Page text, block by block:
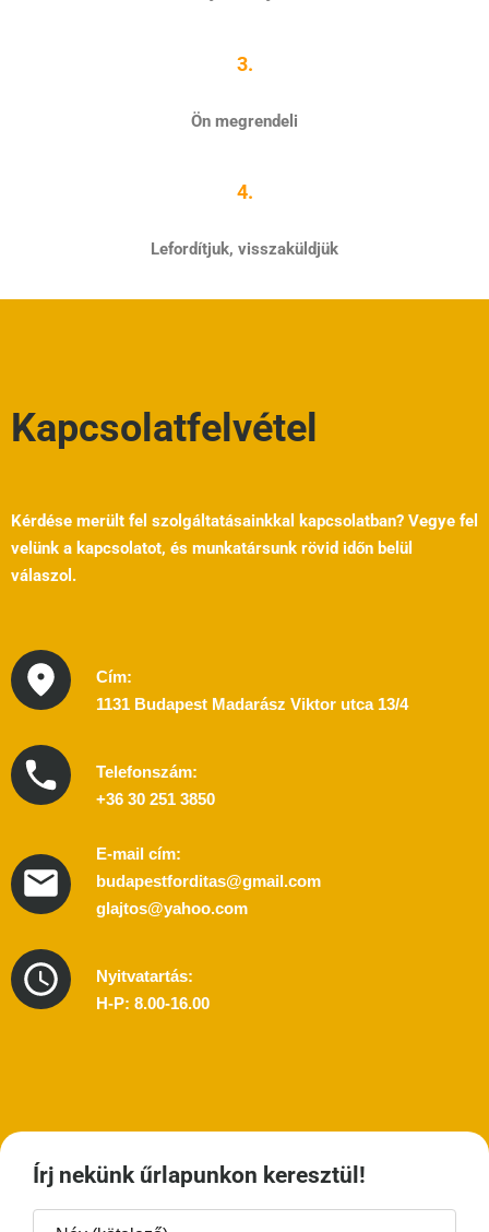
3.
Ön megrendeli
4.
Lefordítjuk, visszaküldjük
Kapcsolatfelvétel
Kérdése merült fel szolgáltatásainkkal kapcsolatban? Vegye fel
velünk a kapcsolatot, és munkatársunk rövid időn belül
válaszol.
Cím:
1131 Budapest Madarász Viktor utca 13/4
Telefonszám:
+36 30 251 3850
E-mail cím:
budapestforditas@gmail.com
glajtos@yahoo.com
Nyitvatartás:
H-P: 8.00-16.00
Írj nekünk űrlapunkon keresztül!